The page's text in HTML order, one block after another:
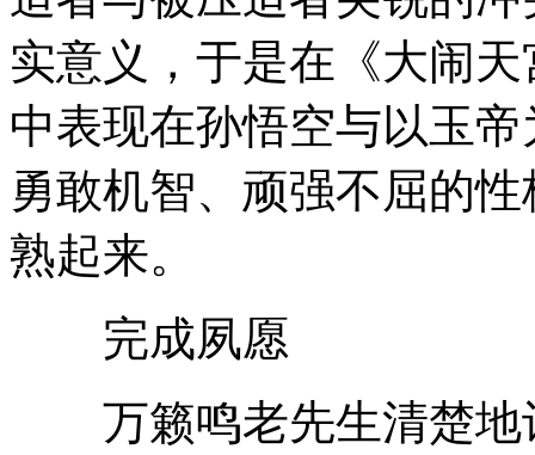
实意义，于是在《大闹
中表现在孙悟空与以玉
勇敢机智、顽强不屈的
熟起来。
完成夙愿
万籁鸣老先生清楚地